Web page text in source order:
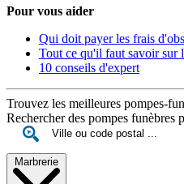
Pour vous aider
Qui doit payer les frais
Tout ce qu'il faut savoir sur
10 conseils d'expert
Trouvez les meilleures pompes-
Rechercher des pompes funèbres
Marbrerie